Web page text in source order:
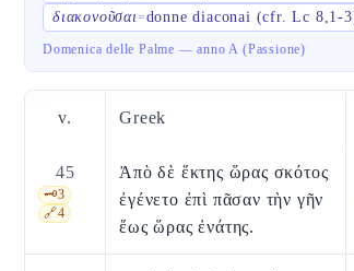
διακονοῦσαι=donne diaconai (cfr. Lc 8,1-
Domenica delle Palme — anno A (Passione)
v. Greek
45
🗝️3
🔗4
Ἀπὸ δὲ ἕκτης ὥρας σκότος
ἐγένετο ἐπὶ πᾶσαν τὴν γῆν
ἕως ὥρας ἐνάτης.